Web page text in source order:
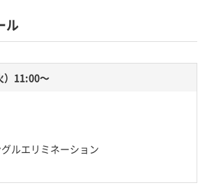
ル
）11:00〜
ルエリミネーション